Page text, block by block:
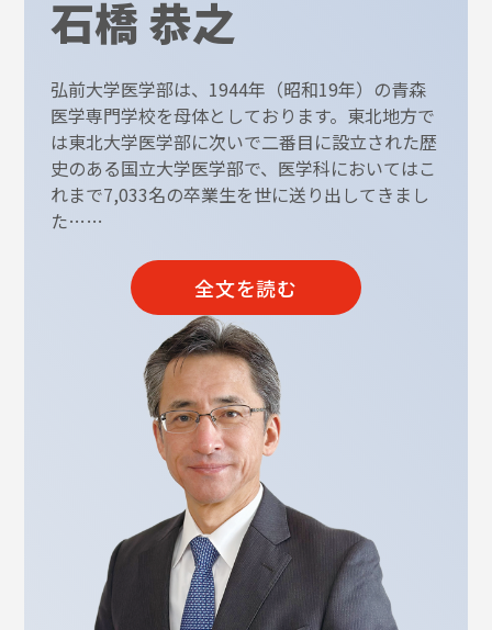
石橋 恭之
弘前大学医学部は、1944年（昭和19年）の青森
医学専門学校を母体としております。東北地方で
は東北大学医学部に次いで二番目に設立された歴
史のある国立大学医学部で、医学科においてはこ
れまで7,033名の卒業生を世に送り出してきまし
た……
全文を読む